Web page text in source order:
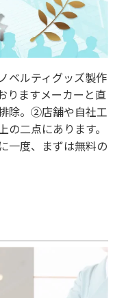
ベルティグッズ製作
りますメーカーと直
除。②店舗や自社工
二点にあります。
一度、まずは無料の